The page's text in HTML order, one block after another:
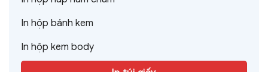
In hộp bánh kem
In hộp kem body